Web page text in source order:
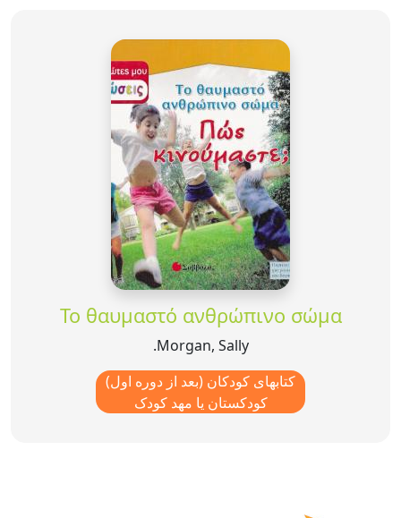
Το θαυμαστό ανθρώπινο σώμα
Morgan, Sally.
کتابهای کودکان (بعد از دوره اول)
کودکستان یا مهد کودک